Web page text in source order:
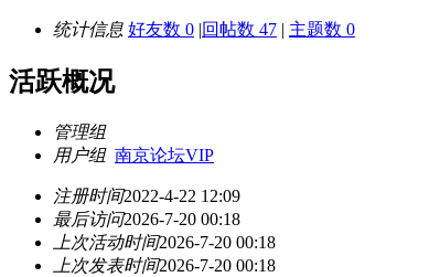
统计信息 好友数 0 |回帖数 47 | 主题数 0
活跃概况
管理组
用户组 南京论坛VIP
注册时间2022-4-22 12:09
最后访问2026-7-20 00:18
上次活动时间2026-7-20 00:18
上次发表时间2026-7-20 00:18